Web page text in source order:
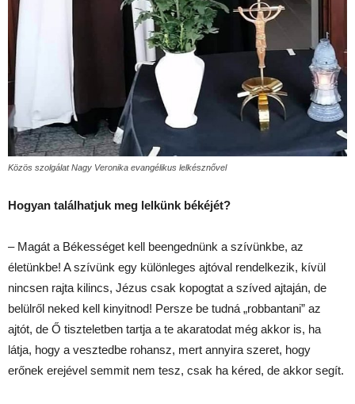
Közös szolgálat Nagy Veronika evangélikus lelkésznővel
Hogyan találhatjuk meg lelkünk békéjét?
– Magát a Békességet kell beengednünk a szívünkbe, az
életünkbe! A szívünk egy különleges ajtóval rendelkezik, kívül
nincsen rajta kilincs, Jézus csak kopogtat a szíved ajtaján, de
belülről neked kell kinyitnod! Persze be tudná „robbantani” az
ajtót, de Ő tiszteletben tartja a te akaratodat még akkor is, ha
látja, hogy a vesztedbe rohansz, mert annyira szeret, hogy
erőnek erejével semmit nem tesz, csak ha kéred, de akkor segít.